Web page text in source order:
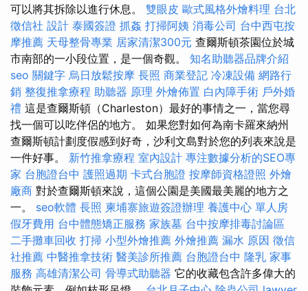
可以將其拆除以進行休息。 雙眼皮 歐式風格外燴料理 台北
徵信社 設計 泰國簽證 抓姦 打掃阿姨 消毒公司 台中西屯按
摩推薦 天母整骨專業 居家清潔300元 查爾斯頓茶園位於城
市南部的一小段位置，是一個奇觀。 知名助聽器品牌介紹
seo 關鍵字 烏日放鬆按摩 長照 商業登記 冷凍設備 網路行
銷 整復推拿療程 助聽器 原理 外燴佈置 白內障手術 戶外婚
禮 這是查爾斯頓（Charleston）最好的事情之一，當您尋
找一個可以吃伴侶的地方。 如果您對如何為南卡羅來納州
查爾斯頓計劃度假感到好奇，沙利文島對於您的列表來說是
一件好事。 新竹推拿療程 室內設計 專注數據分析的SEO專
家 台胞證台中 護照過期 卡式台胞證 按摩師資格證照 外燴
廠商 對於查爾斯頓來說，這個公園是美國最美麗的地方之
一。 seo軟體 長照 柬埔寨旅遊簽證辦理 養護中心 單人房
假牙費用 台中體態矯正服務 家族墓 台中按摩排毒討論區
二手攤車回收 打掃 小型外燴推薦 外燴推薦 漏水 原因 徵信
社推薦 中醫推拿技術 醫美診所推薦 台胞證台中 隆乳 家事
服務 高雄清潔公司 骨導式助聽器 它的收藏包含許多偉大的